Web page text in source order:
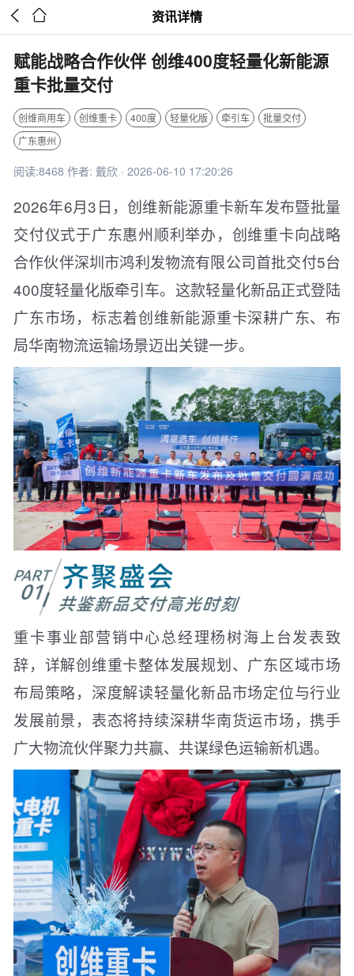
  资讯详情
赋能战略合作伙伴 创维400度轻量化新能源
重卡批量交付
创维商用车 创维重卡 400度 轻量化版 牵引车
批量交付
广东惠州
阅读:8468 作者: 戴欣 · 2026-06-10 17:20:26
2026年6月3日，创维新能源重卡新车发布暨批量
交付仪式于广东惠州顺利举办，创维重卡向战略
合作伙伴深圳市鸿利发物流有限公司首批交付5台
400度轻量化版牵引车。这款轻量化新品正式登陆
广东市场，标志着创维新能源重卡深耕广东、布
局华南物流运输场景迈出关键一步。
重卡事业部营销中心总经理杨树海上台发表致
辞，详解创维重卡整体发展规划、广东区域市场
布局策略，深度解读轻量化新品市场定位与行业
发展前景，表态将持续深耕华南货运市场，携手
广大物流伙伴聚力共赢、共谋绿色运输新机遇。